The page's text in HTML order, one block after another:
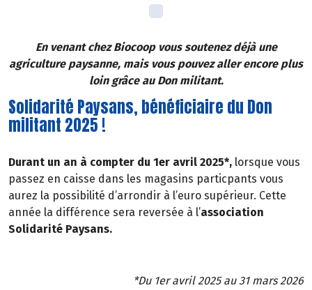
En venant chez Biocoop vous soutenez déjà une
agriculture paysanne, mais vous pouvez aller encore plus
loin grâce au Don militant.
Solidarité Paysans, bénéficiaire du Don
militant 2025 !
Durant un an à compter du 1er avril 2025*, lorsque vous
passez en caisse dans les magasins particpants vous
aurez la possibilité d’arrondir à l’euro supérieur. Cette
année la différence sera reversée à l’association
Solidarité Paysans.
*Du 1er avril 2025 au 31 mars 2026